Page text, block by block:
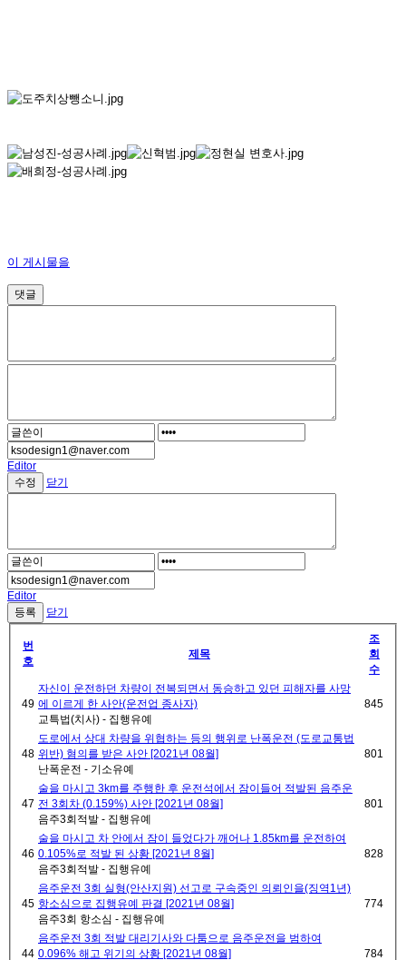
이 게시물을
댓글
Editor
닫기
Editor
닫기
번
호
제목
조
회
수
49
자신이 운전하던 차량이 전복되면서 동승하고 있던 피해자를 사망
에 이르게 한 사안(운전업 종사자)
교특법(치사) - 집행유예
845
48
도로에서 상대 차량을 위협하는 등의 행위로 난폭운전 (도로교통법
위반) 혐의를 받은 사안 [2021년 08월]
난폭운전 - 기소유예
801
47
술을 마시고 3km를 주행한 후 운전석에서 잠이들어 적발된 음주운
전 3회차 (0.159%) 사안 [2021년 08월]
음주3회적발 - 집행유예
801
46
술을 마시고 차 안에서 잠이 들었다가 깨어나 1.85km를 운전하여
0.105%로 적발 된 상황 [2021년 8월]
음주3회적발 - 집행유예
828
45
음주운전 3회 실형(안산지원) 선고로 구속중인 의뢰인을(징역1년)
항소심으로 집행유예 판결 [2021년 08월]
음주3회 항소심 - 집행유예
774
44
음주운전 3회 적발 대리기사와 다툼으로 음주운전을 범하여
0.096% 해고 위기의 상황 [2021년 08월]
784